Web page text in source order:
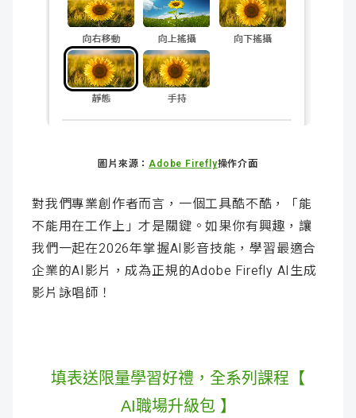
圖片來源： Adobe Firefly操作介面
對我們專業創作者而言，一個工具酷不酷，「能
不能用在工作上」才是關鍵。如果你有興趣，讓
我們一起在2026年掌握AI影音技能，學習最適合
企業的AI影片，成為正規的Adobe Firefly AI生成
影片詠唱師！